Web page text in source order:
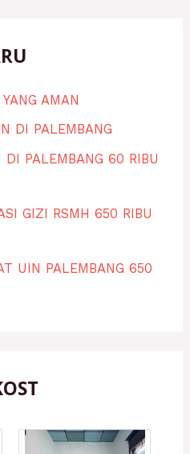
AMAN
DI PALEMBANG
DI PALEMBANG 60 RIBU
GIZI RSMH 650 RIBU
UIN PALEMBANG 650